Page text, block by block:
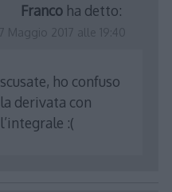
Franco ha detto:
scusate, ho confuso
la derivata con
l’integrale :(